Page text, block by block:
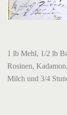
1 lb Mehl, 1/2 lb
Rosinen,
Milch und 3/4